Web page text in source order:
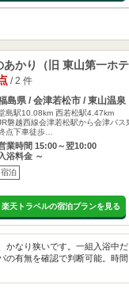
かり（旧 東山第一ホテ
/ 2 件
島県 / 会津若松市 / 東山温泉
島駅10.08km 西若松駅4.47km
磐越西線会津若松駅から会津バス
点下車徒歩…
業時間 15:00～翌10:00
入浴料金 ～
宿泊
楽天トラベルの宿泊プランを見る
かなり狭いです。一組入浴中
の有無を確認で判断可能。時